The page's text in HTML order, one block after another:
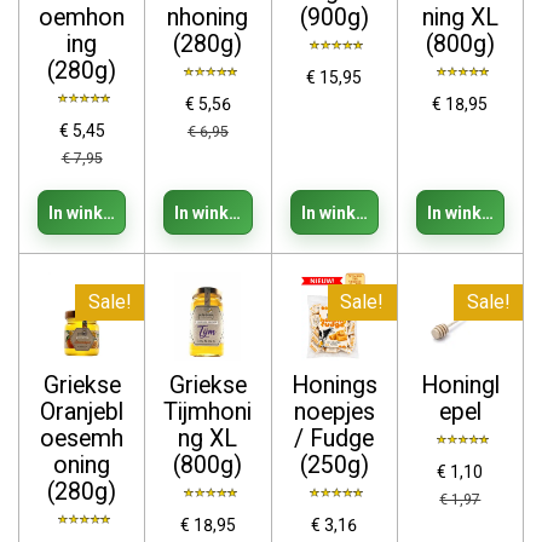
oemhon
ing
(280g)
€ 5,45
€ 7,95
In winkelwagen
nhoning
(280g)
€ 5,56
€ 6,95
In winkelwagen
(900g)
€ 15,95
In winkelwagen
ning XL
(800g)
€ 18,95
In
Sale!
Griekse
Oranjebl
oesemh
oning
(280g)
Griekse
Tijmhoni
ng XL
(800g)
€ 18,95
Sale!
Honings
noepjes
/ Fudge
(250g)
€ 3,16
Sale!
Honingl
epel
€ 1,10
€ 1,97